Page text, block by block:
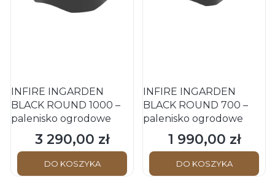
INFIRE INGARDEN
BLACK ROUND 1000 –
palenisko ogrodowe
Cena
3 290,00 zł
DO KOSZYKA
INFIRE INGARDEN
BLACK ROUND 700 –
palenisko ogrodowe
Cena
1 990,00 zł
DO KOSZYKA